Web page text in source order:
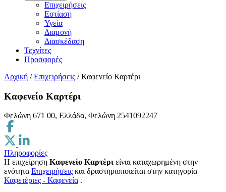
Επιχειρήσεις
Εστίαση
Υγεία
Διαμονή
Διασκέδαση
Τεχνίτες
Προσφορές
Αρχική / Επιχειρήσεις / Καφενείο Καρτέρι
Καφενείο Καρτέρι
Φελώνη 671 00, Ελλάδα, Φελώνη 2541092247
Πληροφορίες
Η επιχείρηση Καφενείο Καρτέρι είναι καταχωρημένη στην
ενότητα Επιχειρήσεις και δραστηριοποιείται στην κατηγορία
Καφετέριες - Καφενεία .